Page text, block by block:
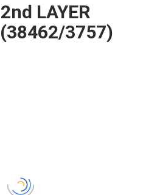
LAYER
(38462/3757)